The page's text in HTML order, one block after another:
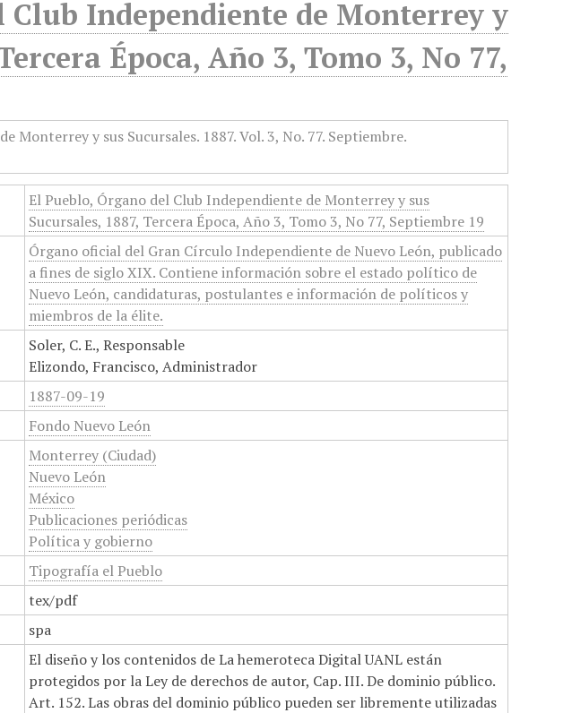
Club Independiente de Monterrey y
Época, Año 3, Tomo 3, No 77,
El Pueblo, Órgano del Club Independiente de Monterrey y sus
Sucursales, 1887, Tercera Época, Año 3, Tomo 3, No 77, Septiembre 19
Órgano oficial del Gran Círculo Independiente de Nuevo León, publicado
a fines de siglo XIX. Contiene información sobre el estado político de
Nuevo León, candidaturas, postulantes e información de políticos y
miembros de la élite.
Soler, C. E., Responsable
Elizondo, Francisco, Administrador
1887-09-19
Fondo Nuevo León
Monterrey (Ciudad)
Nuevo León
México
Publicaciones periódicas
Política y gobierno
Tipografía el Pueblo
tex/pdf
spa
El diseño y los contenidos de La hemeroteca Digital UANL están
protegidos por la Ley de derechos de autor, Cap. III. De dominio público.
Art. 152. Las obras del dominio público pueden ser libremente utilizadas